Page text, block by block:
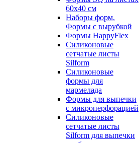
60х40 см
Наборы форм.
Формы с вырубкой
Формы HappyFlex
Силиконовые
сетчатые листы
Silform
Силиконовые
формы для
мармелада
Формы для выпечки
с микроперфорацией
Силиконовые
сетчатые листы
Silform для выпечки